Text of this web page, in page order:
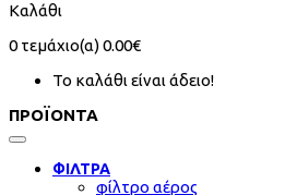
Καλάθι
0τεμάχιο(α)0.00€
Το καλάθι είναι άδειο!
ΠΡΟΪΟΝΤΑ
ΦΙΛΤΡΑ
φίλτρο αέρος